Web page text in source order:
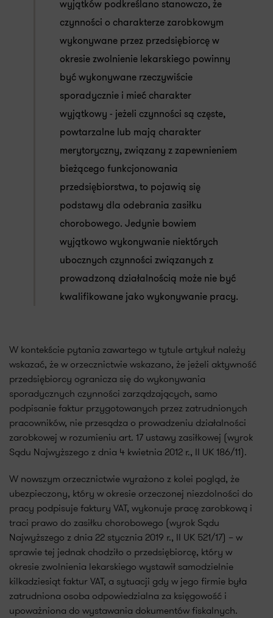
wyjątków podkreślano stanowczo, że
czynności o charakterze zarobkowym
wykonywane przez przedsiębiorcę w
okresie zwolnienie lekarskiego powinny
być wykonywane rzeczywiście
sporadycznie i mieć charakter
wyjątkowy - jeżeli czynności są częste,
powtarzalne lub mają charakter
merytoryczny, związany z zapewnieniem
bieżącego funkcjonowania
przedsiębiorstwa, to pojawią się
podstawy dla odebrania zasiłku
chorobowego. Jedynie bowiem
wyjątkowo wykonywanie niektórych
ubocznych czynności związanych z
prowadzoną działalnością może nie być
kwalifikowane jako wykonywanie pracy.
W kontekście pytania zawartego w tytule artykuł należy
wskazać, że w orzecznictwie wskazano, że jeżeli aktywność
przedsiębiorcy ogranicza się do wykonywania
sporadycznych czynności zarządzających, samo
podpisanie faktur przygotowanych przez zatrudnionych
pracowników, nie przesądza o prowadzeniu działalności
zarobkowej w rozumieniu art. 17 ustawy zasiłkowej (wyrok
Sądu Najwyższego z dnia 4 kwietnia 2012 r., II UK 186/11).
W nowszym orzecznictwie wyrażono z kolei pogląd, że
ubezpieczony, który w okresie orzeczonej niezdolności do
pracy podpisuje faktury VAT, wykonuje pracę zarobkową i
traci prawo do zasiłku chorobowego (wyrok Sądu
Najwyższego z dnia 22 stycznia 2019 r., II UK 521/17) – w
sprawie tej jednak chodziło o przedsiębiorcę, który w
okresie zwolnienia lekarskiego wystawił samodzielnie
kilkadziesiąt faktur VAT, a sytuacji gdy w jego firmie była
zatrudniona osoba odpowiedzialna za księgowość i
upoważniona do wystawania dokumentów fiskalnych.